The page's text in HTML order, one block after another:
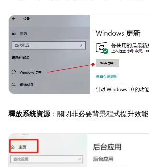
釋放系統資源 ：關閉非必要背景程式提升效能